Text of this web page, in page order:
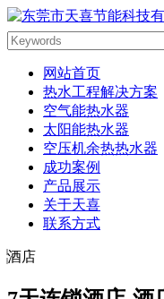
网站首页
热水工程解决方案
空气能热水器
太阳能热水器
空压机余热热水器
成功案例
产品展示
关于天喜
联系方式
酒店